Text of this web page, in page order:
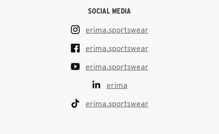
SOCIAL MEDIA
erima.sportswear
erima.sportswear
erima.sportswear
erima
erima.sportswear